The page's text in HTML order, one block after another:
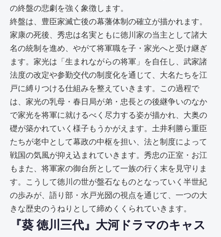
の終盤の悲劇を強く象徴します。
終盤は、豊臣家滅亡後の幕藩体制の確立が描かれます。
家康の死後、秀忠は名実ともに徳川家の当主として諸大
名の統制を進め、やがて将軍職を子・家光へと受け継ぎ
ます。家光は「生まれながらの将軍」を自任し、武家諸
法度の改定や参勤交代の制度化を通じて、大名たちを江
戸に縛りつける仕組みを整えていきます。この過程で
は、家光の乳母・春日局が弟・忠長との後継争いのなか
で家光を将軍に就けるべく尽力する姿が描かれ、大奥の
礎が築かれていく様子もうかがえます。土井利勝ら重臣
たちが老中として幕政の中枢を担い、法と制度によって
戦国の気風が抑え込まれていきます。秀忠の正室・お江
もまた、将軍家の御台所として一族の行く末を見守りま
す。こうして徳川の世が盤石なものとなっていく半世紀
の歩みが、語り部・水戸光圀の視点を通じて、一つの大
きな歴史のうねりとして締めくくられていきます。
『葵 徳川三代』大河ドラマのキャス